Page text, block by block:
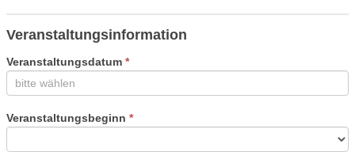
Veranstaltungsinformation
Veranstaltungsdatum *
Veranstaltungsbeginn *
leer.